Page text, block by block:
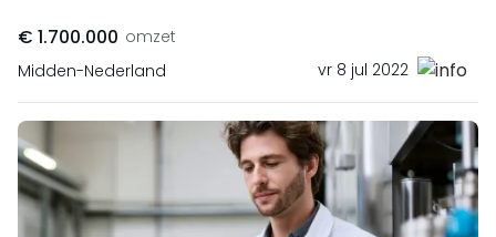
€ 1.700.000 omzet
Midden-Nederland
vr 8 jul 2022